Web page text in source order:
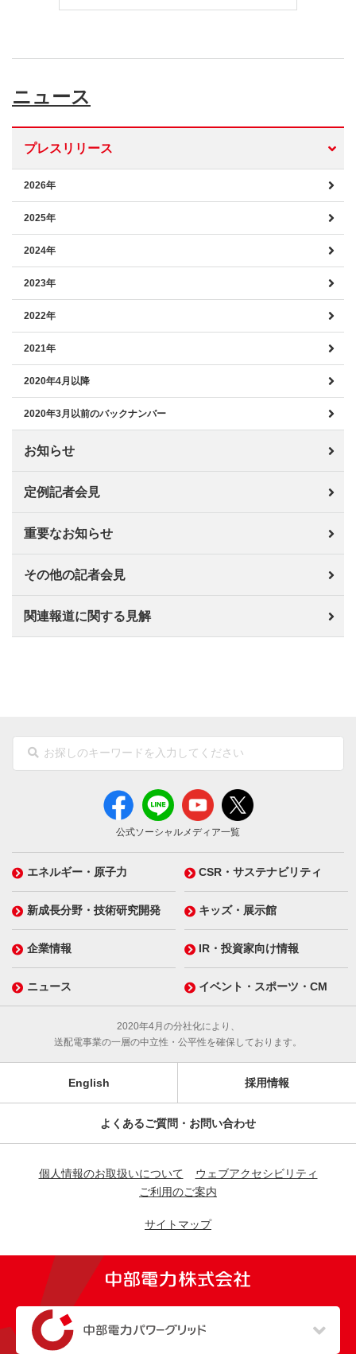
ニュース
プレスリリース
2026年
2025年
2024年
2023年
2022年
2021年
2020年4月以降
2020年3月以前のバックナンバー
お知らせ
定例記者会見
重要なお知らせ
その他の記者会見
関連報道に関する見解
公式ソーシャルメディア一覧
エネルギー・原子力 CSR・サステナビリティ
新成長分野・技術研究開発 キッズ・展示館
企業情報 IR・投資家向け情報
ニュース イベント・スポーツ・CM
2020年4月の分社化により、
送配電事業の一層の中立性・公平性を確保しております。
English 採用情報
よくあるご質問・お問い合わせ
個人情報のお取扱いについて
ウェブアクセシビリティ
ご利用のご案内
サイトマップ
（新しいウィンドウを開きます）